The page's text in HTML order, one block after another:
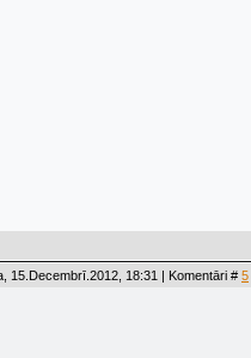
15.Decembrī.2012, 18:31 | Komentāri # 5